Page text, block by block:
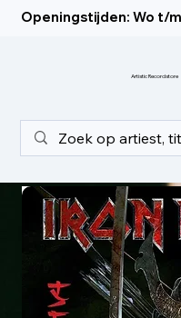
Openingstijden: Wo t/
Artistic Recordstore